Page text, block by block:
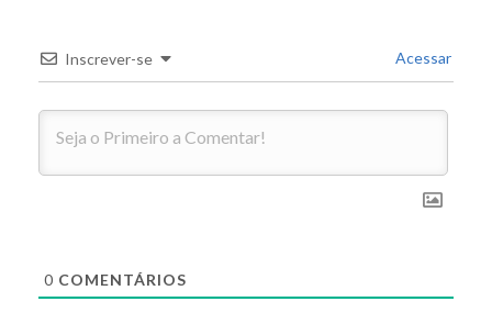
Inscrever-se Acessar
0 COMENTÁRIOS